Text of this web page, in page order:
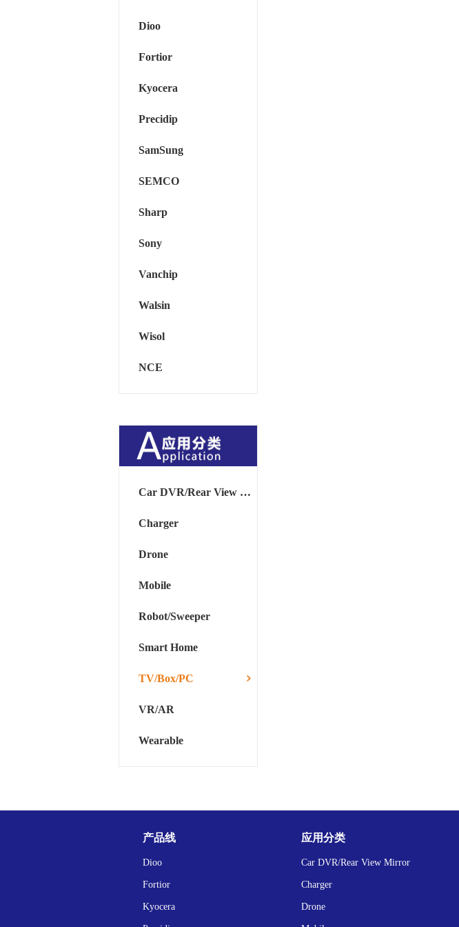
Dioo
Fortior
Kyocera
Precidip
SamSung
SEMCO
Sharp
Sony
Vanchip
Walsin
Wisol
NCE
Car DVR/Rear View Mirror
Charger
Drone
Mobile
Robot/Sweeper
Smart Home
TV/Box/PC
VR/AR
Wearable
产品线
Dioo
Fortior
Kyocera
应用分类
Car DVR/Rear View Mirror
Charger
Drone